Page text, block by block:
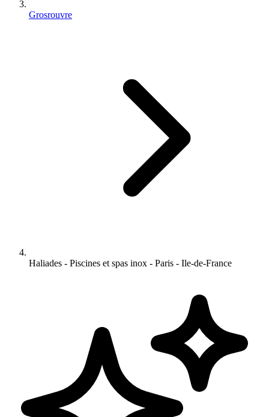
Grosrouvre
Haliades - Piscines et spas inox - Paris - Ile-de-France